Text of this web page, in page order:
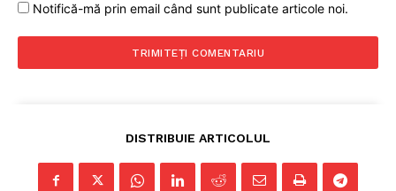
PRESShub
Notifică-mă prin email când sunt publicate articole noi.
DISTRIBUIE ARTICOLUL